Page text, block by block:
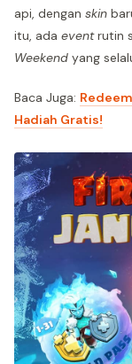
api, dengan skin
itu, ada eventrutin
Weekend yang
Baca Juga:
Hadiah Gratis!